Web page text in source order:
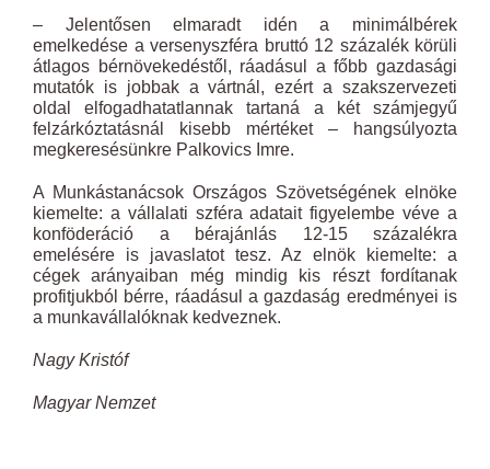
– Jelentősen elmaradt idén a minimálbérek
emelkedése a versenyszféra bruttó 12 százalék körüli
átlagos bérnövekedéstől, ráadásul a főbb gazdasági
mutatók is jobbak a vártnál, ezért a szakszervezeti
oldal elfogadhatatlannak tartaná a két számjegyű
felzárkóztatásnál kisebb mértéket – hangsúlyozta
megkeresésünkre Palkovics Imre.
A Munkástanácsok Országos Szövetségének elnöke
kiemelte: a vállalati szféra adatait figyelembe véve a
konföderáció a bérajánlás 12-15 százalékra
emelésére is javaslatot tesz. Az elnök kiemelte: a
cégek arányaiban még mindig kis részt fordítanak
profitjukból bérre, ráadásul a gazdaság eredményei is
a munkavállalóknak kedveznek.
Nagy Kristóf
Magyar Nemzet